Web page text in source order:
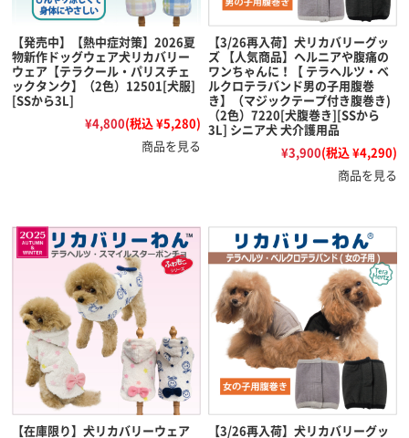
【発売中】【熱中症対策】2026夏
物新作ドッグウェア犬リカバリー
ウェア【テラクール・パリスチェ
ックタンク】（2色）12501[犬服]
[SSから3L]
¥4,800(税込 ¥5,280)
商品を見る
【3/26再入荷】犬リカバリーグッ
ズ 【人気商品】ヘルニアや腹痛の
ワンちゃんに！【 テラヘルツ・ベ
ルクロテラバンド男の子用腹巻
き】（マジックテープ付き腹巻き)
（2色）7220[犬腹巻き][SSから
3L] シニア犬 犬介護用品
¥3,900(税込 ¥4,290)
商品を見る
【在庫限り】犬リカバリーウェア
【3/26再入荷】犬リカバリーグッ